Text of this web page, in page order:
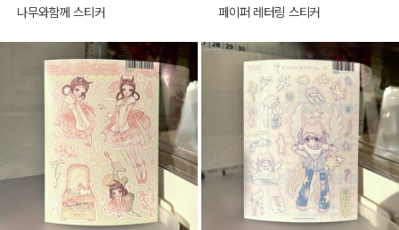
나무와함께 스티커 페이퍼 레터링 스티커